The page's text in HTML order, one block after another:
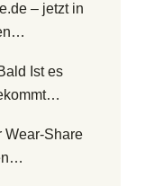
– jetzt in
Ist es
Wear-Share